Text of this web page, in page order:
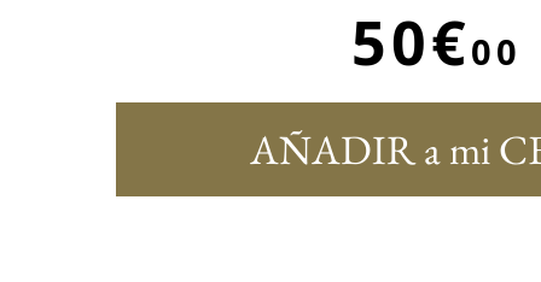
50€00
AÑADIR a mi